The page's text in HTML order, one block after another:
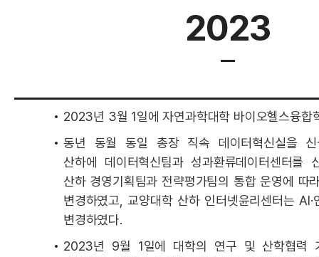
2023
2023년 3월 1일에 자연과학대학 바이오헬스융합
동년 동월 동일 총장 직속 데이터혁신실을 신
산하에 데이터혁신팀과 성과환류데이터센터를
산하 경영기획팀과 전략평가팀의 통합 운영에 따
변경하였고, 교양대학 산하 인터넷윤리센터는 AI·
변경하였다.
2023년 9월 1일에 대학의 연구 및 산학협력